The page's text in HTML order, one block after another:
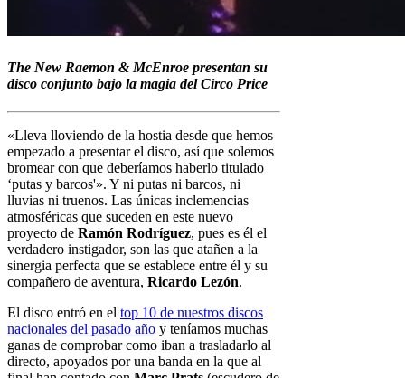
The New Raemon & McEnroe presentan su
disco conjunto bajo la magia del Circo Price
«Lleva lloviendo de la hostia desde que hemos
empezado a presentar el disco, así que solemos
bromear con que deberíamos haberlo titulado
‘putas y barcos'». Y ni putas ni barcos, ni
lluvias ni truenos. Las únicas inclemencias
atmosféricas que suceden en este nuevo
proyecto de Ramón Rodríguez, pues es él el
verdadero instigador, son las que atañen a la
sinergia perfecta que se establece entre él y su
compañero de aventura, Ricardo Lezón.
El disco entró en el top 10 de nuestros discos
nacionales del pasado año y teníamos muchas
ganas de comprobar como iban a trasladarlo al
directo, apoyados por una banda en la que al